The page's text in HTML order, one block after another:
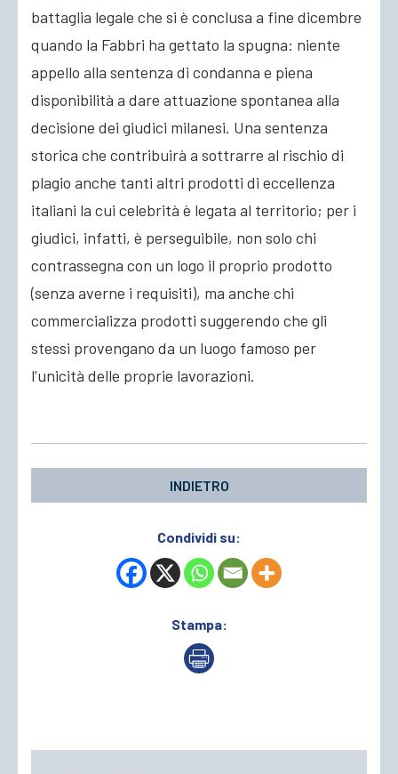
battaglia legale che si è conclusa a fine dicembre
quando la Fabbri ha gettato la spugna: niente
appello alla sentenza di condanna e piena
disponibilità a dare attuazione spontanea alla
decisione dei giudici milanesi. Una sentenza
storica che contribuirà a sottrarre al rischio di
plagio anche tanti altri prodotti di eccellenza
italiani la cui celebrità è legata al territorio; per i
giudici, infatti, è perseguibile, non solo chi
contrassegna con un logo il proprio prodotto
(senza averne i requisiti), ma anche chi
commercializza prodotti suggerendo che gli
stessi provengano da un luogo famoso per
l’unicità delle proprie lavorazioni.
INDIETRO
Condividi su:
Stampa: